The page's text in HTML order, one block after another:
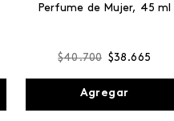
Perfume de Mujer, 45 ml
$40.700 $38 .665
Agregar